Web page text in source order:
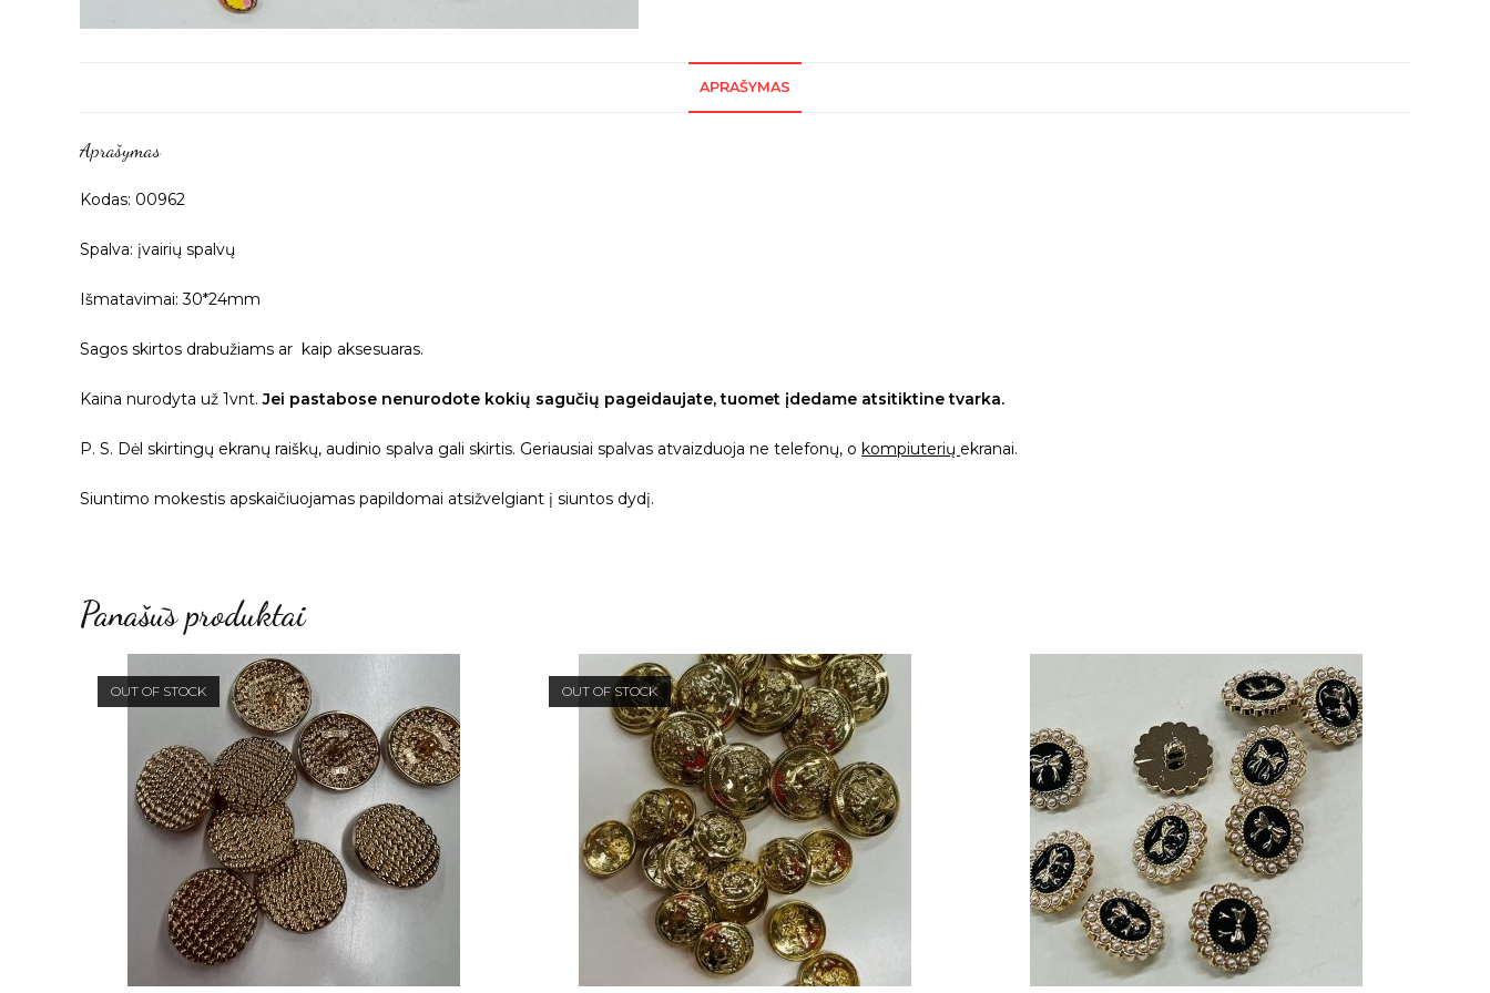
APRAŠYMAS
Aprašymas
Kodas: 00962
Spalva: įvairių spalvų
Išmatavimai: 30*24mm
Sagos skirtos drabužiams ar kaip aksesuaras.
Kaina nurodyta už 1vnt.Jei pastabose nenurodote kokių sagučių pageidaujate, tuomet įdedame atsitiktine tvarka.
P. S. Dėl skirtingų ekranų raiškų, audinio spalva gali skirtis. Geriausiai spalvas atvaizduoja ne telefonų, o kompiuterių ekranai.
Siuntimo mokestis apskaičiuojamas papildomai atsižvelgiant į siuntos dydį.
Panašūs produktai
OUT OF STOCK OUT OF STOCK